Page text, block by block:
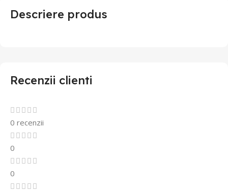
Descriere produs
Recenzii clienti
0 recenzii
0
0